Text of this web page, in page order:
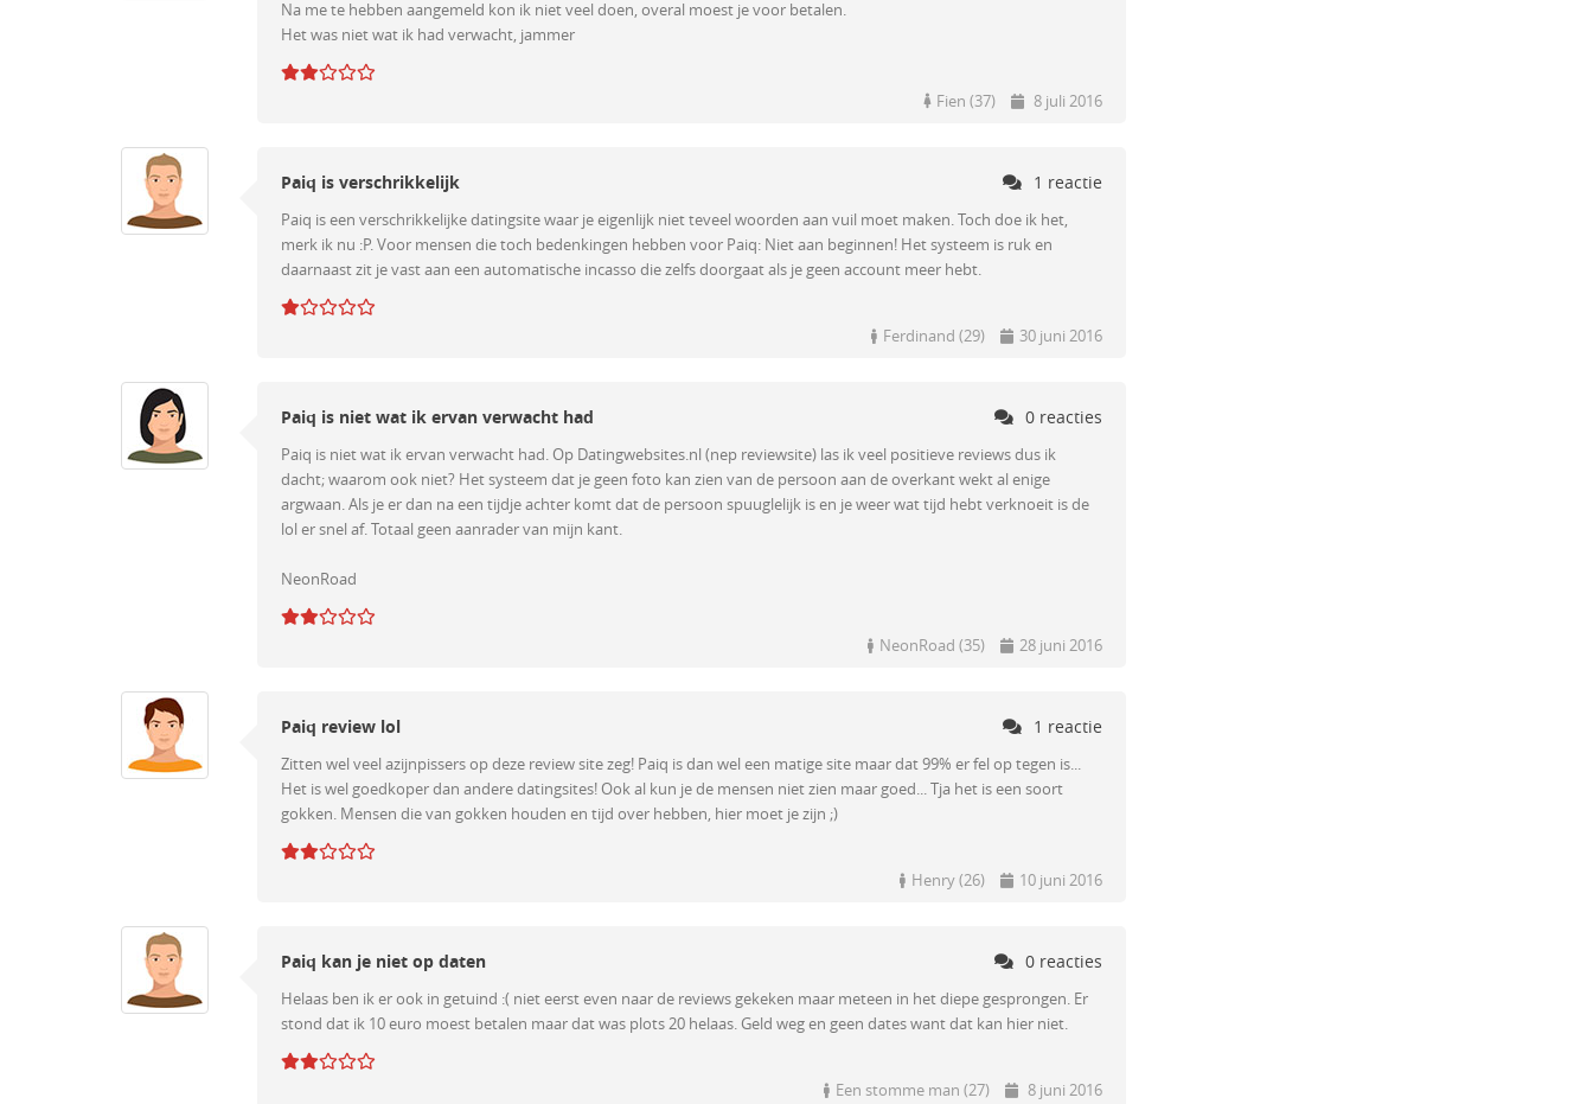
Na me te hebben aangemeld kon ik niet veel doen, overal moest je voor betalen.
Het was niet wat ik had verwacht, jammer
Fien (37) 8 juli 2016
Paiq is verschrikkelijk 1 reactie
Paiq is een verschrikkelijke datingsite waar je eigenlijk niet teveel woorden aan vuil moet maken. Toch doe ik het,
merk ik nu :P. Voor mensen die toch bedenkingen hebben voor Paiq: Niet aan beginnen! Het systeem is ruk en
daarnaast zit je vast aan een automatische incasso die zelfs doorgaat als je geen account meer hebt.
Ferdinand (29) 30 juni 2016
Paiq is niet wat ik ervan verwacht had 0 reacties
Paiq is niet wat ik ervan verwacht had. Op Datingwebsites.nl (nep reviewsite) las ik veel positieve reviews dus ik
dacht; waarom ook niet? Het systeem dat je geen foto kan zien van de persoon aan de overkant wekt al enige
argwaan. Als je er dan na een tijdje achter komt dat de persoon spuuglelijk is en je weer wat tijd hebt verknoeit is de
lol er snel af. Totaal geen aanrader van mijn kant.
NeonRoad
NeonRoad (35) 28 juni 2016
Paiq review lol 1 reactie
Zitten wel veel azijnpissers op deze review site zeg! Paiq is dan wel een matige site maar dat 99% er fel op tegen is...
Het is wel goedkoper dan andere datingsites! Ook al kun je de mensen niet zien maar goed... Tja het is een soort
gokken. Mensen die van gokken houden en tijd over hebben, hier moet je zijn ;)
Henry (26) 10 juni 2016
Paiq kan je niet op daten 0 reacties
Helaas ben ik er ook in getuind :( niet eerst even naar de reviews gekeken maar meteen in het diepe gesprongen. Er
stond dat ik 10 euro moest betalen maar dat was plots 20 helaas. Geld weg en geen dates want dat kan hier niet.
Een stomme man (27) 8 juni 2016